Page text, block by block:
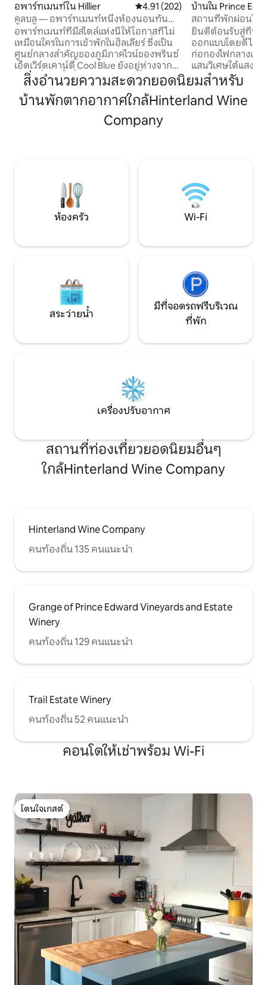
อพาร์ทเมนท์ใน Hillier คะแนนเฉลี่ย 4.91 จาก 5, 202 รีวิว
4.91 (202)
คูลบลู — อพาร์ทเมนท์หนึ่งห้องนอนทัน
สมัยใน PEC
อพาร์ทเมนท์ที่มีสไตล์แห่งนี้ให้โอกาสที่ไม่
เหมือนใครในการเข้าพักในฮิลเลียร์ ซึ่งเป็น
ศูนย์กลางสำคัญของภูมิภาคไวน์ของพรินซ์
เอ็ดเวิร์ดเคาน์ตี Cool Blue ยังอยู่ห่างจาก
สถานที่ว่ายน้ำที่นอร์ทบีช สถานที่รับ
ประทานอาหารในเวลลิงตัน และสถานที่ปั่น
จักรยานหรือเดินเล่นบนเส้นทางมิลเลน
สมบูรณ์แบบสำหรับการเข้าพักทั้งระยะสั้น
บ้านใน Prince
สถานที่พักผ่อนใน
ใกล้โรงบ่มไวน์ - มีเ
ยินดีต้อนรับสู่ที่พัก
ออกแบบโดยดีไซ
ก่อกองไฟกลางแจ้
แสนวิเศษใต้แสงด
และไร่องุ่นบ้านสี่ห้
นี้ตั้งอยู่บนพื้นที่ 1.5
นาทีก็ถึงโรงบ่มไว
สิ่งอำนวยความสะดวกยอดนิยมสำหรับ
บ้านพักตากอากาศใกล้Hinterland Wine
Company
ห้องครัว Wi-Fi
สระว่ายน้ำ
มีที่จอดรถฟรีบริเวณ
ที่พัก
เครื่องปรับอากาศ
สถานที่ท่องเที่ยวยอดนิยมอื่นๆ
ใกล้Hinterland Wine Company
Hinterland Wine Company
คนท้องถิ่น 135 คนแนะนำ
Grange of Prince Edward Vineyards and Estate
Winery
คนท้องถิ่น 129 คนแนะนำ
Trail Estate Winery
คนท้องถิ่น 52 คนแนะนำ
คอนโดให้เช่าพร้อม Wi-Fi
โดนใจเกสต์
โดนใจเกสต์